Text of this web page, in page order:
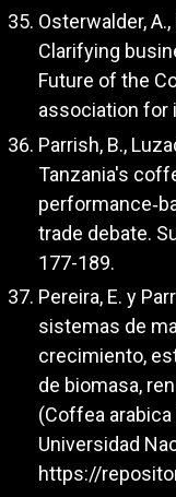
Osterwalder,
Clarifying
Future of the
association for
Parrish, B.,
Tanzania's
trade debate.
177-189.
Pereira, E. y
sistemas de
crecimiento,
de biomasa,
(Coffea arabica
Universidad
https://